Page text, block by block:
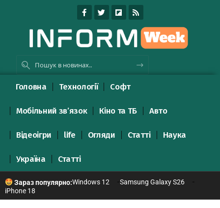
Головна Технології Софт
Мобільний зв’язок Кіно та ТБ Авто
Відеоігри life Огляди Статті Наука
Україна Статті
Зараз популярно:Windows 12
Samsung Galaxy S26
iPhone 18